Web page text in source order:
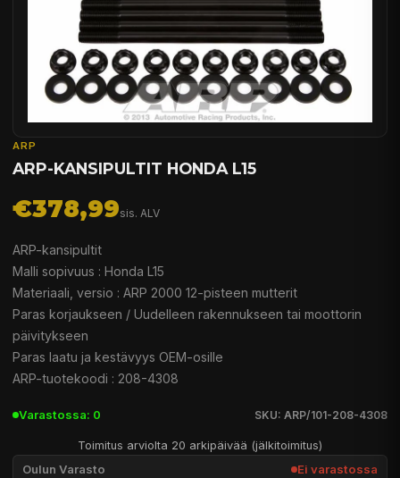
ARP
ARP-KANSIPULTIT HONDA L15
€378,99sis. ALV
ARP-kansipultit
Malli sopivuus : Honda L15
Materiaali, versio : ARP 2000 12-pisteen mutterit
Paras korjaukseen / Uudelleen rakennukseen tai moottorin
päivitykseen
Paras laatu ja kestävyys OEM-osille
ARP-tuotekoodi : 208-4308
Varastossa: 0 SKU: ARP/101-208-4308
Toimitus arviolta 20 arkipäivää (jälkitoimitus)
Oulun Varasto Ei varastossa